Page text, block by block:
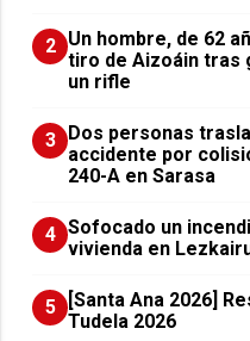
2 Un hombre, de 62
tiro de Aizoáin tras
un rifle
3 ​Dos personas
accidente por
240-A en Sarasa
4 Sofocado un
vivienda en
5
[Santa Ana 2026]
Tudela 2026